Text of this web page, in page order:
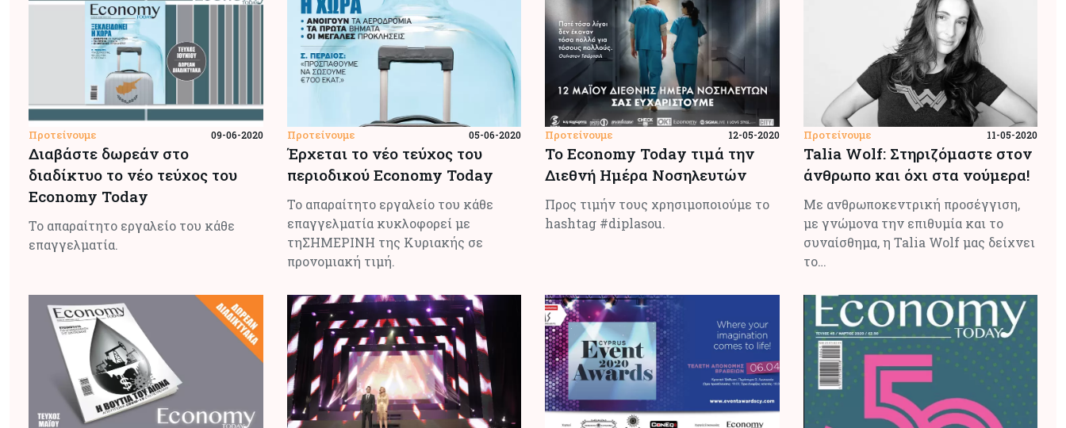
Προτείνουμε 09-06-2020
Διαβάστε δωρεάν στο
διαδίκτυο το νέο τεύχος του
Economy Today
Το απαραίτητο εργαλείο του κάθε
επαγγελματία.
Προτείνουμε 05-06-2020
Έρχεται το νέο τεύχος του
περιοδικού Economy Today
Το απαραίτητο εργαλείο του κάθε
επαγγελματία κυκλοφορεί με
τηΣΗΜΕΡΙΝΗ της Κυριακής σε
προνομιακή τιμή.
Προτείνουμε 12-05-2020
Το Economy Today τιμά την
Διεθνή Ημέρα Νοσηλευτών
Προς τιμήν τους χρησιμοποιούμε το
hashtag #diplasou.
Προτείνουμε 11-05-2020
Talia Wolf: Στηριζόμαστε στον
άνθρωπο και όχι στα νούμερα!
Με ανθρωποκεντρική προσέγγιση,
με γνώμονα την επιθυμία και το
συναίσθημα, η Talia Wolf μας δείχνει
το…